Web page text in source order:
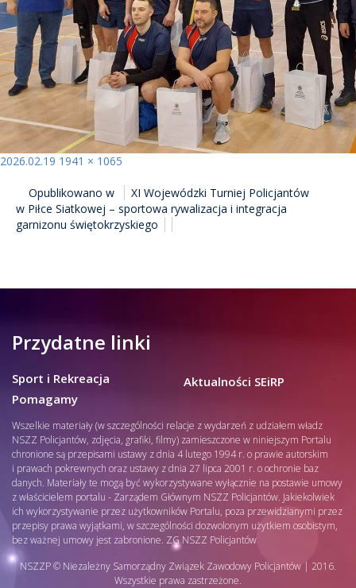
Opublikowano
2026.02.19 Pełny
1941 × 1065
WPISUOpublikowano w
XI Wojewódzki Turniej Policjantów
w Piłce Siatkowej – sportowa rywalizacja i integracja
garnizonu świętokrzyskiego
Przydatne linki
Sport i Rekreacja
Pomagamy
Aktualności SEiRP
Wszelkie materiały (w szczególności relacje z wydarzeń z udziałem władz
NSZZ Policjantów, zdjęcia, grafiki, filmy) zamieszczone w niniejszym Portalu
chronione są przepisami ustawy z dnia 4 lutego 1994 r. o prawie autorskim
i prawach pokrewnych oraz ustawy z dnia 27 lipca 2001 r. o ochronie baz
danych. Materiały te mogą być wykorzystywane wyłącznie na postawie umowy
z właścicielem portalu - Zarządem Głównym NSZZ Policjantów. Jakiekolwiek
ich wykorzystywanie przez użytkowników Portalu, poza przewidzianymi przez
przepisy prawa wyjątkami, w szczególności dozwolonym użytkiem osobistym,
bez ważnej umowy jest zabronione. ZG NSZZ Policjantów
NSZZP © Niezależny Samorządny Związek Zawodowy Policjantów | 2016.
Wszystkie prawa zastrzeżone.